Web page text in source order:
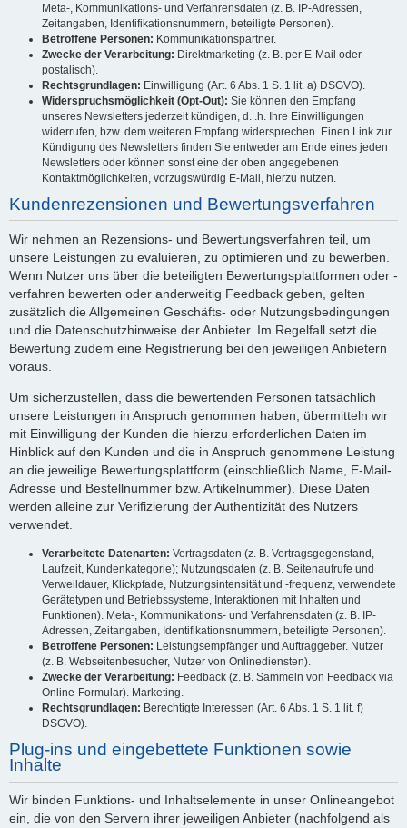
Meta-, Kommunikations- und Verfahrensdaten (z. B. IP-Adressen,
Zeitangaben, Identifikationsnummern, beteiligte Personen).
Betroffene Personen: Kommunikationspartner.
Zwecke der Verarbeitung: Direktmarketing (z. B. per E-Mail oder
postalisch).
Rechtsgrundlagen: Einwilligung (Art. 6 Abs. 1 S. 1 lit. a) DSGVO).
Widerspruchsmöglichkeit (Opt-Out): Sie können den Empfang
unseres Newsletters jederzeit kündigen, d. .h. Ihre Einwilligungen
widerrufen, bzw. dem weiteren Empfang widersprechen. Einen Link zur
Kündigung des Newsletters finden Sie entweder am Ende eines jeden
Newsletters oder können sonst eine der oben angegebenen
Kontaktmöglichkeiten, vorzugswürdig E-Mail, hierzu nutzen.
Kundenrezensionen und Bewertungsverfahren
Wir nehmen an Rezensions- und Bewertungsverfahren teil, um
unsere Leistungen zu evaluieren, zu optimieren und zu bewerben.
Wenn Nutzer uns über die beteiligten Bewertungsplattformen oder -
verfahren bewerten oder anderweitig Feedback geben, gelten
zusätzlich die Allgemeinen Geschäfts- oder Nutzungsbedingungen
und die Datenschutzhinweise der Anbieter. Im Regelfall setzt die
Bewertung zudem eine Registrierung bei den jeweiligen Anbietern
voraus.
Um sicherzustellen, dass die bewertenden Personen tatsächlich
unsere Leistungen in Anspruch genommen haben, übermitteln wir
mit Einwilligung der Kunden die hierzu erforderlichen Daten im
Hinblick auf den Kunden und die in Anspruch genommene Leistung
an die jeweilige Bewertungsplattform (einschließlich Name, E-Mail-
Adresse und Bestellnummer bzw. Artikelnummer). Diese Daten
werden alleine zur Verifizierung der Authentizität des Nutzers
verwendet.
Verarbeitete Datenarten: Vertragsdaten (z. B. Vertragsgegenstand,
Laufzeit, Kundenkategorie); Nutzungsdaten (z. B. Seitenaufrufe und
Verweildauer, Klickpfade, Nutzungsintensität und -frequenz, verwendete
Gerätetypen und Betriebssysteme, Interaktionen mit Inhalten und
Funktionen). Meta-, Kommunikations- und Verfahrensdaten (z. B. IP-
Adressen, Zeitangaben, Identifikationsnummern, beteiligte Personen).
Betroffene Personen: Leistungsempfänger und Auftraggeber. Nutzer
(z. B. Webseitenbesucher, Nutzer von Onlinediensten).
Zwecke der Verarbeitung: Feedback (z. B. Sammeln von Feedback via
Online-Formular). Marketing.
Rechtsgrundlagen: Berechtigte Interessen (Art. 6 Abs. 1 S. 1 lit. f)
DSGVO).
Plug-ins und eingebettete Funktionen sowie
Inhalte
Wir binden Funktions- und Inhaltselemente in unser Onlineangebot
ein, die von den Servern ihrer jeweiligen Anbieter (nachfolgend als